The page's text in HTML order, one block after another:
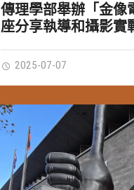
傳理學部舉辦「金像
座分享執導和攝影實
2025-07-07